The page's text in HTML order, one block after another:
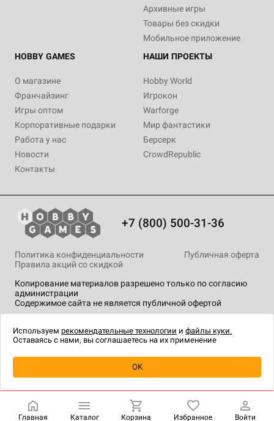
Архивные игры
Товары без скидки
Мобильное приложение
HOBBY GAMES
О магазине
Франчайзинг
Игры оптом
Корпоративные подарки
Работа у нас
Новости
Контакты
НАШИ ПРОЕКТЫ
Hobby World
Игрокон
Warforge
Мир фантастики
Берсерк
CrowdRepublic
+7 (800) 500-31-36
Копирование материалов разрешено только по согласию
администрации
Содержимое сайта не является публичной офертой
Политика конфиденциальности
Публичная оферта
Правила акций со скидкой
технологии.
Главная Каталог Корзина Избранное Войти
Используем рекомендательные технологии и файлы куки.
Оставаясь с нами, вы соглашаетесь на их применение
OK